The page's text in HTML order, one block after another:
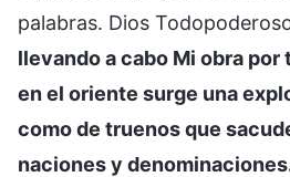
palabras. Dios
llevando a cabo Mi obra por
en el oriente surge una
como de truenos que
naciones y